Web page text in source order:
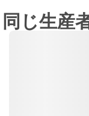
同じ生産